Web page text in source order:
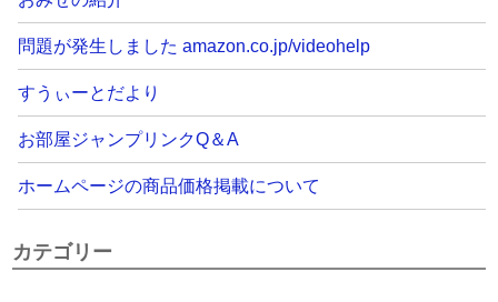
問題が発生しました amazon.co.jp/videohelp
すうぃーとだより
お部屋ジャンプリンクQ＆A
ホームページの商品価格掲載について
カテゴリー